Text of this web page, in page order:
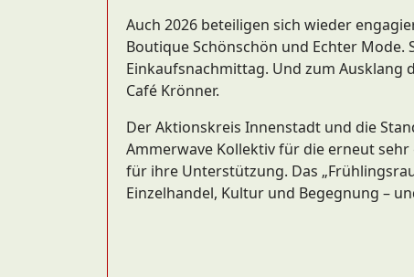
Auch 2026 beteiligen sich wieder
Boutique Schönschön und Echter
Einkaufsnachmittag. Und zum Ausklang
Café Krönner.
Der Aktionskreis Innenstadt und die
Ammerwave Kollektiv für die erneut
für ihre Unterstützung. Das
Einzelhandel, Kultur und Begegnung –